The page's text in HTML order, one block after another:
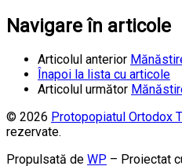
Navigare în articole
Articolul anterior
Înapoi la lista cu articole
Articolul următor
© 2026 Protopopiatul Ortodox
rezervate.
Propulsată de WP – Proiectat